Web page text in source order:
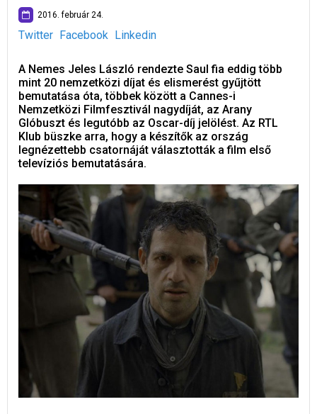
2016. február 24.
Twitter Facebook Linkedin
A Nemes Jeles László rendezte Saul fia eddig több
mint 20 nemzetközi díjat és elismerést gyűjtött
bemutatása óta, többek között a Cannes-i
Nemzetközi Filmfesztivál nagydíját, az Arany
Glóbuszt és legutóbb az Oscar-díj jelölést. Az RTL
Klub büszke arra, hogy a készítők az ország
legnézettebb csatornáját választották a film első
televíziós bemutatására.